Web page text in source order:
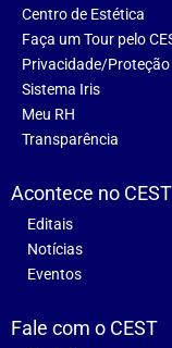
Centro de Estética
Faça um Tour pelo
Privacidade/Proteção
Sistema Iris
Meu RH
Transparência
Acontece no CEST
Editais
Notícias
Eventos
Fale com o CEST